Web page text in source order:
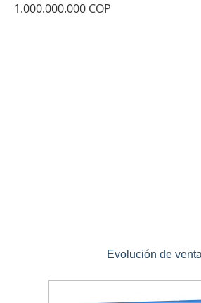
1.000.000.000 COP
Evolución de